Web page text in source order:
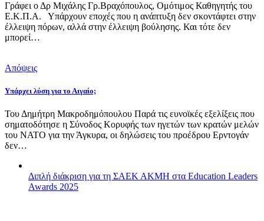
Γράφει ο Δρ Μιχάλης Γρ.Βραχόπουλος, Ομότιμος Καθηγητής του
Ε.Κ.Π.Α. Υπάρχουν εποχές που η ανάπτυξη δεν σκοντάφτει στην
έλλειψη πόρων, αλλά στην έλλειψη βούλησης. Και τότε δεν
μπορεί…
Απόψεις
Υπάρχει λύση για το Αιγαίο;
Του Δημήτρη Μακροδημόπουλου Παρά τις ευνοϊκές εξελίξεις που
σηματοδότησε η Σύνοδος Κορυφής των ηγετών των κρατών μελών
του ΝΑΤΟ για την Άγκυρα, οι δηλώσεις του προέδρου Ερντογάν
δεν…
Διπλή διάκριση για τη ΣΑΕΚ ΑΚΜΗ στα Education Leaders
Awards 2025